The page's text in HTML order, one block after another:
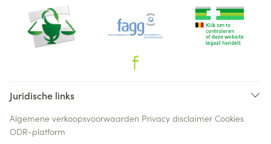
Juridische links
Algemene verkoopsvoorwaarden Privacy disclaimer Cookies
ODR-platform